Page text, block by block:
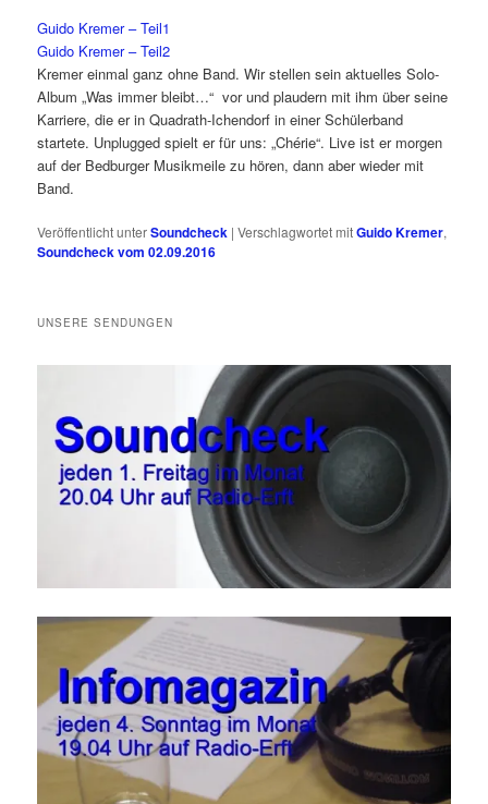
Guido Kremer – Teil1
Guido Kremer – Teil2
Kremer einmal ganz ohne Band. Wir stellen sein aktuelles Solo-
Album „Was immer bleibt…“ vor und plaudern mit ihm über seine
Karriere, die er in Quadrath-Ichendorf in einer Schülerband
startete. Unplugged spielt er für uns: „Chérie“. Live ist er morgen
auf der Bedburger Musikmeile zu hören, dann aber wieder mit
Band.
Veröffentlicht unterSoundcheck |Verschlagwortet mitGuido Kremer,
Soundcheck vom 02.09.2016
UNSERE SENDUNGEN